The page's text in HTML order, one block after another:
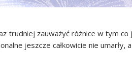
trudniej zauważyć różnice w tym co
jeszcze całkowicie nie umarły,